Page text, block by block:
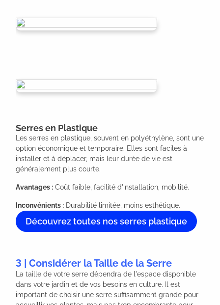
Serres en Plastique
Les serres en plastique, souvent en polyéthylène, sont une
option économique et temporaire. Elles sont faciles à
installer et à déplacer, mais leur durée de vie est
généralement plus courte.
Avantages : Coût faible, facilité d'installation, mobilité.
Inconvénients : Durabilité limitée, moins esthétique.
Découvrez toutes nos serres plastique
3 | Considérer la Taille de la Serre
La taille de votre serre dépendra de l'espace disponible
dans votre jardin et de vos besoins en culture. Il est
important de choisir une serre suffisamment grande pour